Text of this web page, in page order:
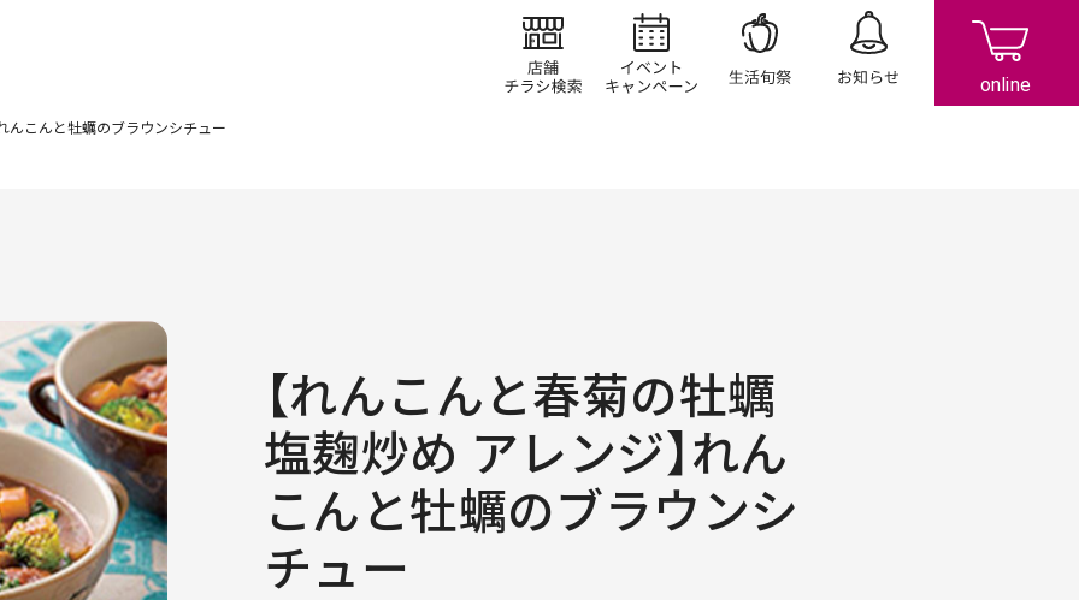
店舗/チラシ検索イベント/キャンペーン
生活旬祭 お知らせ
んこんと牡蠣のブラウンシチュー
【れんこんと春菊の牡蠣
塩麹炒め アレンジ】れん
こんと牡蠣のブラウンシ
チュー